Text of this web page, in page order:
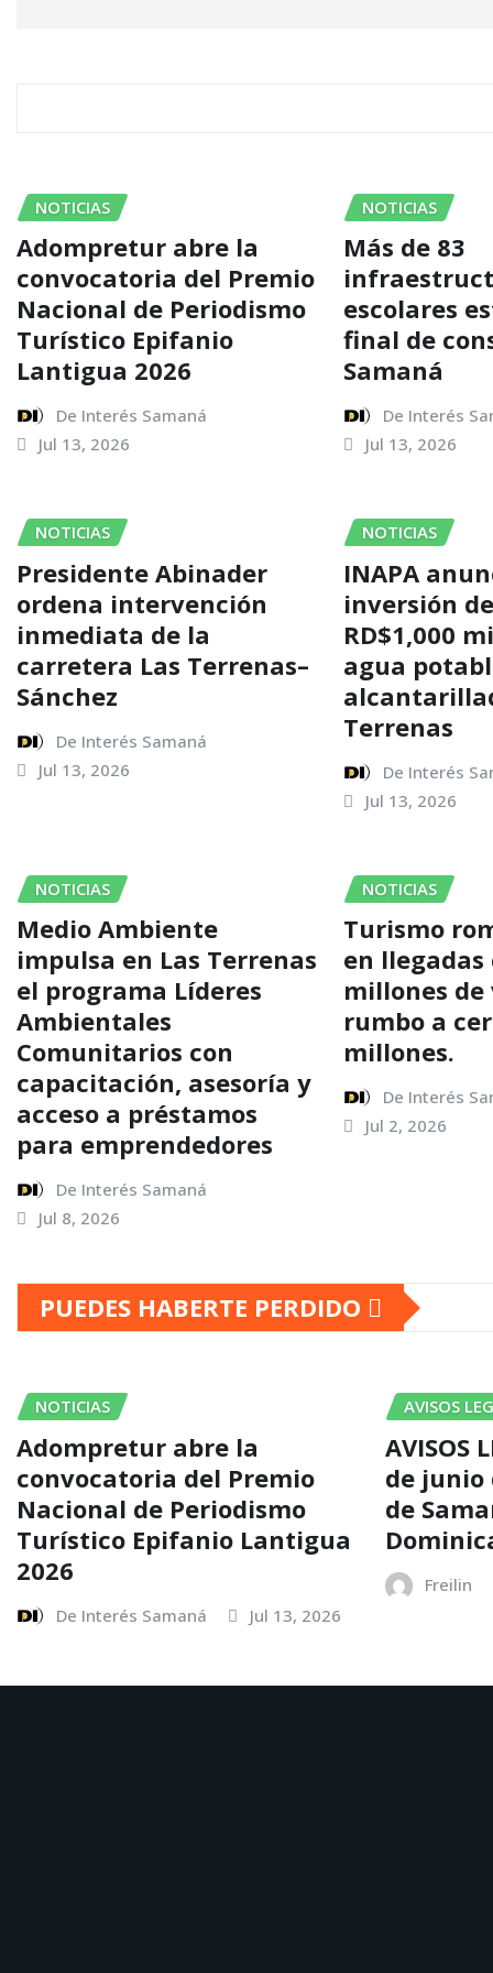
NOTICIAS
Adompretur abre la
convocatoria del Premio
Nacional de Periodismo
Turístico Epifanio
Lantigua 2026
De Interés Samaná
Jul 13, 2026
NOTICIAS
Más de 83
escolares
final de
Samaná
De Interés
Jul 13, 2026
NOTICIAS
Presidente Abinader
ordena intervención
inmediata de la
carretera Las Terrenas–
Sánchez
De Interés Samaná
Jul 13, 2026
NOTICIAS
INAPA
inversión
RD$1,000
agua
Terrenas
De Interés
Jul 13, 2026
NOTICIAS
Medio Ambiente
impulsa en Las Terrenas
el programa Líderes
Ambientales
Comunitarios con
capacitación, asesoría y
acceso a préstamos
para emprendedores
De Interés Samaná
Jul 8, 2026
NOTICIAS
Turismo
en llegadas
millones
rumbo a
millones.
De Interés
Jul 2, 2026
PUEDES HABERTE PERDIDO
NOTICIAS
Adompretur abre la
convocatoria del Premio
Nacional de Periodismo
Turístico Epifanio Lantigua
2026
De Interés Samaná Jul 13, 2026
AVISOS
AVISOS
de junio
de
Freilin